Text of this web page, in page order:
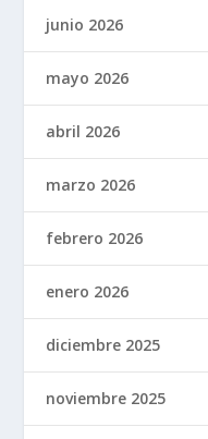
junio 2026
mayo 2026
abril 2026
marzo 2026
febrero 2026
enero 2026
diciembre 2025
noviembre 2025